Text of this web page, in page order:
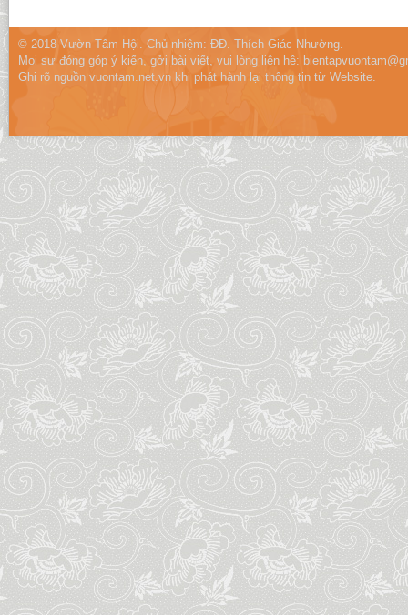
© 2018 Vườn Tâm Hội. Chủ nhiệm: ĐĐ. Thích Giác Nhường.
Mọi sự đóng góp ý kiến, gởi bài viết, vui lòng liên hệ:
Ghi rõ nguồn vuontam.net.vn khi phát hành lại thông tin từ Website.